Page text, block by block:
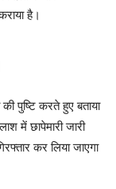
है।
पुष्टि करते हुए बताया
में छापेमारी जारी
कर लिया जाएगा